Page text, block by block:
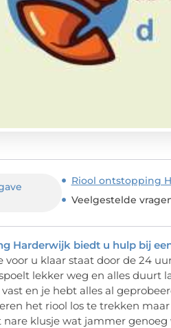
Riool ontstopping
Veelgestelde
Harderwijk biedt u hulp bij
voor u klaar staat door de 24
lekker weg en alles
en je hebt alles al
het riool los te trekken
nare klusje wat jammer